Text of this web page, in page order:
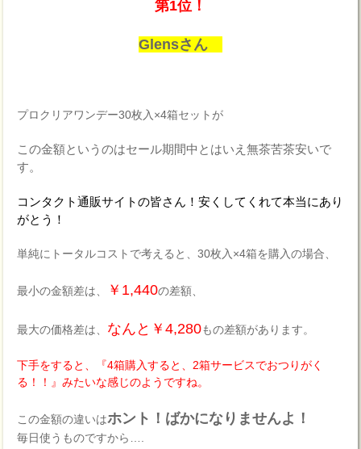
第1位！
Glensさん
プロクリアワンデー30枚入×4箱セットが
この金額というのはセール期間中とはいえ無茶苦茶安いで
す。
コンタクト通販サイトの皆さん！安くしてくれて本当にあり
がとう！
単純にトータルコストで考えると、30枚入×4箱を購入の場合、
最小の金額差は、 ￥1,440の差額、
最大の価格差は、 なんと￥4,280もの差額があります。
下手をすると、『4箱購入すると、2箱サービスでおつりがく
る！！』みたいな感じのようですね。
この金額の違いはホント！ばかになりませんよ！
毎日使うものですから….